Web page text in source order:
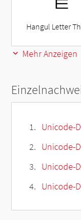
Hangul Letter
Mehr Anzeigen
Unicode-
Unicode-
Unicode-
Unicode-